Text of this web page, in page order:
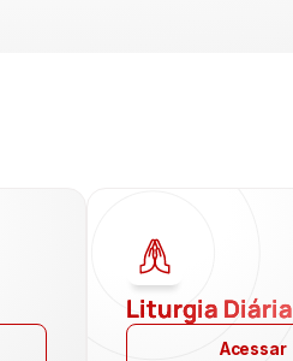
Liturgia Diária
Acessar